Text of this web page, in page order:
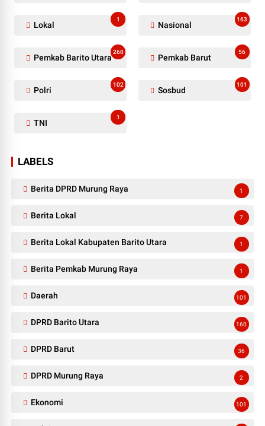
Lokal
1
Nasional
163
Pemkab Barito Utara
260
Pemkab Barut
56
Polri
102
Sosbud
101
TNI
1
LABELS
Berita DPRD Murung Raya 1
Berita Lokal 7
Berita Lokal Kabupaten Barito Utara 1
Berita Pemkab Murung Raya 1
Daerah 101
DPRD Barito Utara 160
DPRD Barut 36
DPRD Murung Raya 2
Ekonomi 101